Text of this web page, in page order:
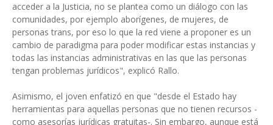
acceder a la Justicia, no se plantea como un diálogo con las
comunidades, por ejemplo aborígenes, de mujeres, de
personas trans, por eso lo que la red viene a proponer es un
cambio de paradigma para poder modificar estas instancias y
todas las instancias administrativas en las que las personas
tengan problemas jurídicos", explicó Rallo.
Asimismo, el joven enfatizó en que "desde el Estado hay
herramientas para aquellas personas que no tienen recursos -
como asesorías jurídicas gratuitas-. Sin embargo, aunque está